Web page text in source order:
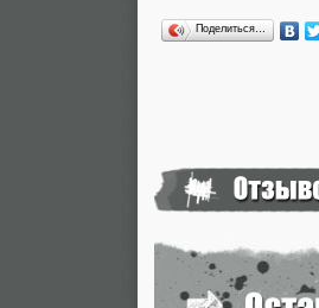
Поделиться…